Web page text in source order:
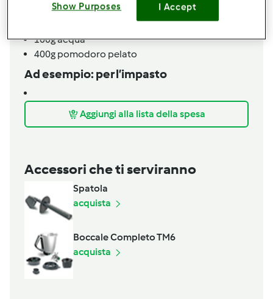
gambosedano
100gacqua
400g pomodoro pelato
Ad esempio: per l’impasto
Aggiungi alla lista della spesa
Accessori che ti serviranno
Spatola
acquista
Boccale Completo TM6
acquista
Show Purposes I Accept